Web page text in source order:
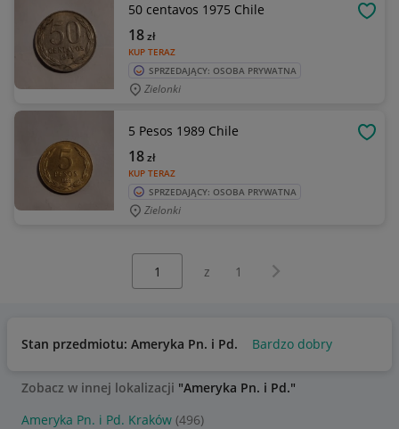
50 centavos 1975 Chile
KUP TERAZ
18zł
SPRZEDAJĄCY: OSOBA PRYWATNA
Zielonki
5 Pesos 1989 Chile
KUP TERAZ
18zł
SPRZEDAJĄCY: OSOBA PRYWATNA
Zielonki
z 1 Następna strona
Stan przedmiotu: Ameryka Pn. i Pd. Bardzo dobry
Zobacz w innej lokalizacji "Ameryka Pn. i Pd."
Ameryka Pn. i Pd. Kraków (496)